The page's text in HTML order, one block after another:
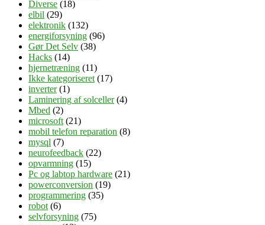
Diverse (18)
elbil (29)
elektronik (132)
energiforsyning (96)
Gør Det Selv (38)
Hacks (14)
hjernetræning (11)
Ikke kategoriseret (17)
inverter(1)
Laminering af solceller(4)
Mbed (2)
microsoft (21)
mobil telefon reparation (8)
mysql (7)
neurofeedback (22)
opvarmning (15)
Pc og labtop hardware (21)
powerconversion (19)
programmering (35)
robot (6)
selvforsyning (75)